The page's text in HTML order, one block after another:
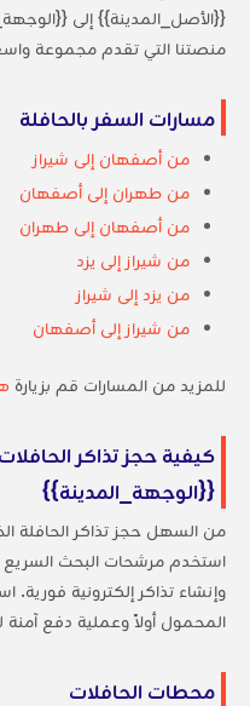
{{الأصل_المدينة}} إلى
منصتنا التي تقدم مجموعة
مسارات السفر بالحافلة
من أصفهان إلى شيراز
من طهران إلى أصفهان
من أصفهان إلى طهران
من شيراز إلى يزد
من يزد إلى شيراز
من شيراز إلى أصفهان
للمزيد من المسارات قم بزيارة
كيفية حجز تذاكر
{{الوجهة_المدينة}}
استخدم مرشحات البحث السريع
وإنشاء تذاكر إلكترونية
المحمول أولاً وعملية دفع
محطات الحافلات